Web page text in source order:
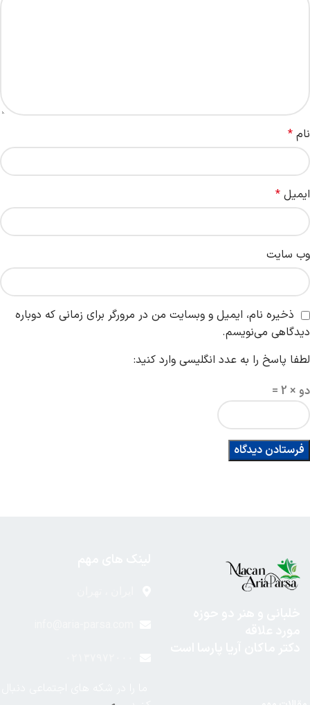
نام *
ایمیل *
وب‌ سایت
ذخیره نام، ایمیل و وبسایت من در مرورگر برای زمانی که دوباره
دیدگاهی می‌نویسم.
لطفا پاسخ را به عدد انگلیسی وارد کنید:
دو × 2 =